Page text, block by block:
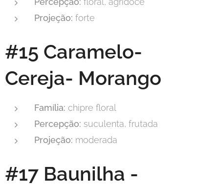
Projeção: forte
#15 Caramelo-
Cereja- Morango
Família: chipre floral
Percepção: suculenta, frutada
Projeção: moderada
#17 Baunilha -